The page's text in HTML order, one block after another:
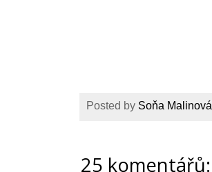
Posted by Soňa Malinová
25 komentářů: